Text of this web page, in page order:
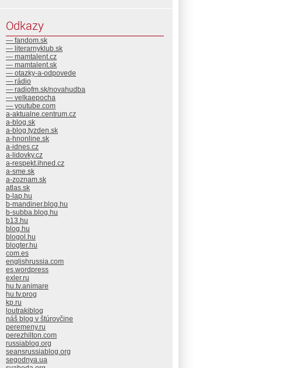
Odkazy
— fandom.sk
— literarnyklub.sk
— mamtalent.cz
— mamtalent.sk
— otazky-a-odpovede
— rádio
— radiofm.sk/novahudba
— velkaepocha
— youtube.com
a-aktualne.centrum.cz
a-blog.sk
a-blog.tyzden.sk
a-hnonline.sk
a-idnes.cz
a-lidovky.cz
a-respekt.ihned.cz
a-sme.sk
a-zoznam.sk
atlas.sk
b-lap.hu
b-mandiner.blog.hu
b-subba.blog.hu
b13.hu
blog.hu
blogol.hu
blogter.hu
com.es
englishrussia.com
es.wordpress
exler.ru
hu.tv.animare
hu.tv.prog
kp.ru
loutrakiblog
náš blog v štúrovčine
peremeny.ru
perezhilton.com
russiablog.org
seansrussiablog.org
segodnya.ua